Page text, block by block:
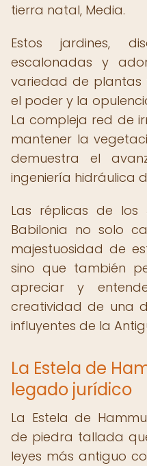
tierra natal, Media.
Estos jardines,
escalonadas y
variedad de plantas
el poder y la
La compleja red de
mantener la
demuestra el
ingeniería hidráulica
Las réplicas de los
Babilonia no solo
majestuosidad de
sino que también
apreciar y
creatividad de una
influyentes de la
La Estela de
legado jurídico
La Estela de
de piedra tallada
leyes más antiguo